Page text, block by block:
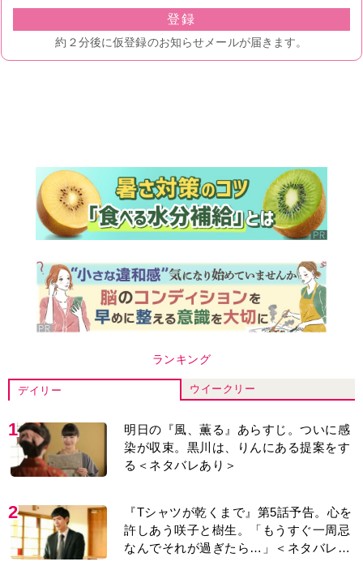
ランキング
デイリー ウイークリー
1
明日の『風、薫る』あらすじ。ついに感
染が収束。黒川は、りんにある提案をす
る＜ネタバレあり＞
2
『Tシャツが乾くまで』第5話予告。心を
許しあう咲子と樹生。「もうすぐ一周忌
なんでそれが過ぎたら…」＜ネタバレあ